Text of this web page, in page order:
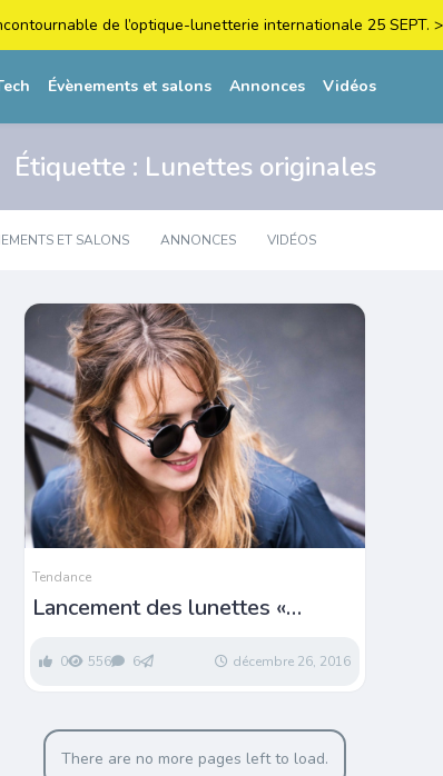
de l’optique-lunetterie internationale 25 SEPT. >
Évènements et salons Annonces Vidéos
Étiquette : Lunettes originales
ET SALONS ANNONCES VIDÉOS
Tendance
Lancement des lunettes «
0 556 6 décembre 26, 2016
There are no more pages left to load.